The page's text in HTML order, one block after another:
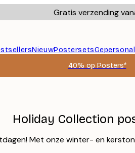
Gratis verzending
NieuwPostersets
40% op Posters*
Holiday Collection
Met onze winter- en